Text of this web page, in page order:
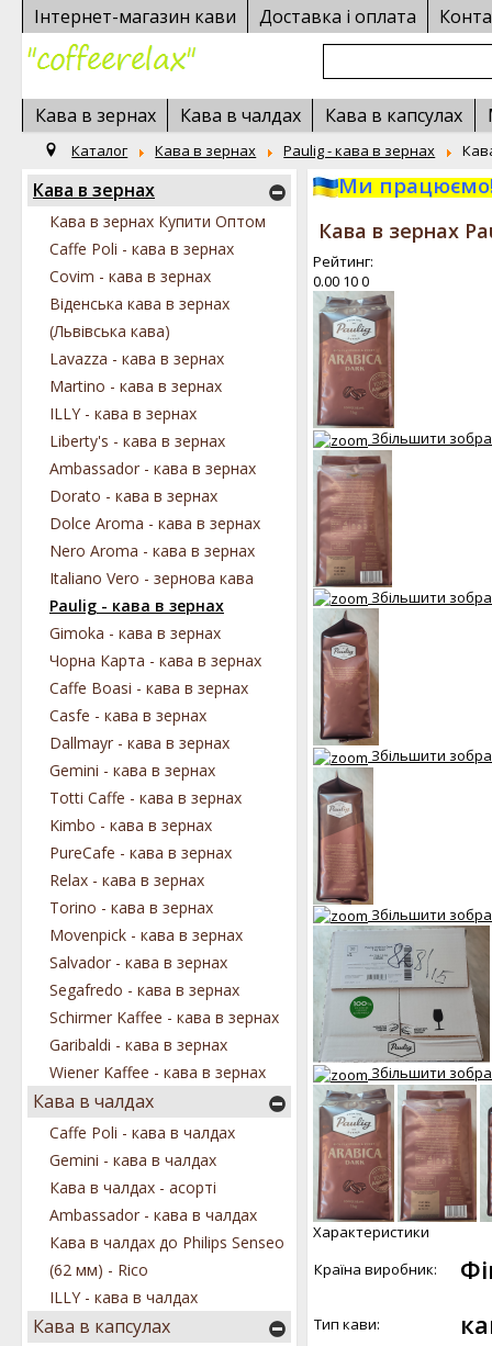
Інтернет-магазин кави Доставка і оплата
Кава в зернах Кава в чалдах Кава в капсулах
Каталог Кава в зернах Paulig - кава в зернах
Ми працюємо!
Кава в зернах
Рейтинг:
0.00 100
Збільшити
Збільшити
Збільшити
Збільшити
Збільшити
Характеристики
Країна виробник:
Тип кави:
Кава в зернах
Кава в зернах Купити Оптом
Caffe Poli - кава в зернах
Covim - кава в зернах
Віденська кава в зернах
(Львівська кава)
Lavazza - кава в зернах
Martino - кава в зернах
ILLY - кава в зернах
Liberty's - кава в зернах
Ambassador - кава в зернах
Dorato - кава в зернах
Dolce Aroma - кава в зернах
Nero Aroma - кава в зернах
Italiano Vero - зернова кава
Paulig - кава в зернах
Gimoka - кава в зернах
Чорна Карта - кава в зернах
Caffe Boasi - кава в зернах
Casfe - кава в зернах
Dallmayr - кава в зернах
Gemini - кава в зернах
Totti Caffe - кава в зернах
Kimbo - кава в зернах
PureCafe - кава в зернах
Relax - кава в зернах
Torino - кава в зернах
Movenpick - кава в зернах
Salvador - кава в зернах
Segafredo - кава в зернах
Schirmer Kaffee - кава в зернах
Garibaldi - кава в зернах
Wiener Kaffee - кава в зернах
Кава в чалдах
Caffe Poli - кава в чалдах
Gemini - кава в чалдах
Кава в чалдах - асорті
Ambassador - кава в чалдах
Кава в чалдах до Philips Senseo
(62 мм) - Rico
ILLY - кава в чалдах
Кава в капсулах